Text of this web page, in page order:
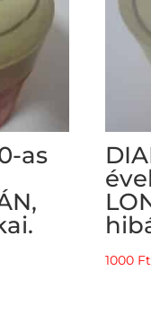
as
1000 Ft